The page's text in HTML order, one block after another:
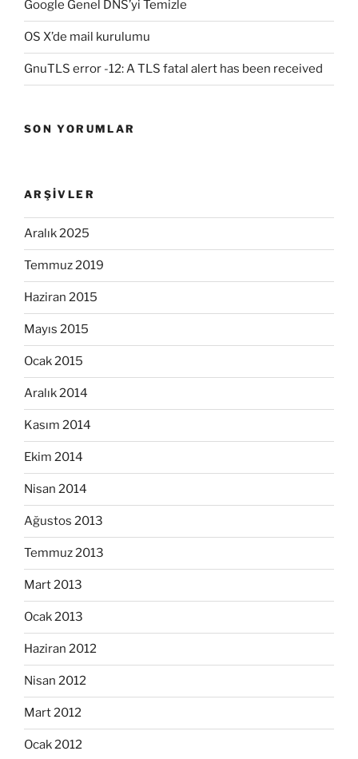
Google Genel DNS’yi Temizle
OS X’de mail kurulumu
GnuTLS error -12: A TLS fatal alert has been received
SON YORUMLAR
ARŞIVLER
Aralık 2025
Temmuz 2019
Haziran 2015
Mayıs 2015
Ocak 2015
Aralık 2014
Kasım 2014
Ekim 2014
Nisan 2014
Ağustos 2013
Temmuz 2013
Mart 2013
Ocak 2013
Haziran 2012
Nisan 2012
Mart 2012
Ocak 2012